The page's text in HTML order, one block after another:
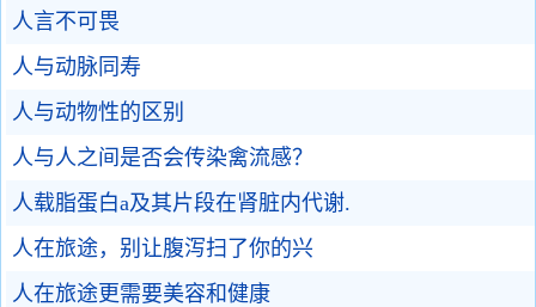
人言不可畏
人与动脉同寿
人与动物性的区别
人与人之间是否会传染禽流感？
人载脂蛋白a及其片段在肾脏内代谢.
人在旅途，别让腹泻扫了你的兴
人在旅途更需要美容和健康